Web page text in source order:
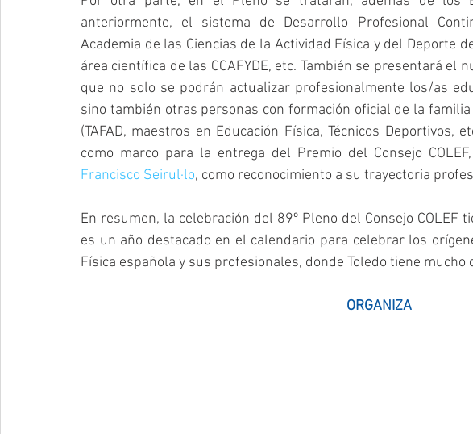
anteriormente, el sistema de Desarrollo Profesional
Academia de las Ciencias de la Actividad Física y del Deporte
área científica de las CCAFYDE, etc. También se presentará el
que no solo se podrán actualizar profesionalmente los/as
sino también otras personas con formación oficial de la
(TAFAD, maestros en Educación Física, Técnicos Deportivos,
como marco para la entrega del Premio del Consejo
Francisco Seirul·lo, como reconocimiento a su trayectoria
En resumen, la celebración del 89º Pleno del Consejo COLEF
es un año destacado en el calendario para celebrar los
Física española y sus profesionales, donde Toledo tiene mucho
ORGANIZA